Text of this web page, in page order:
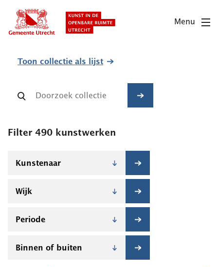
en
naar
gaan
Menu
Toon collectie als lijst
Filter 490 kunstwerken